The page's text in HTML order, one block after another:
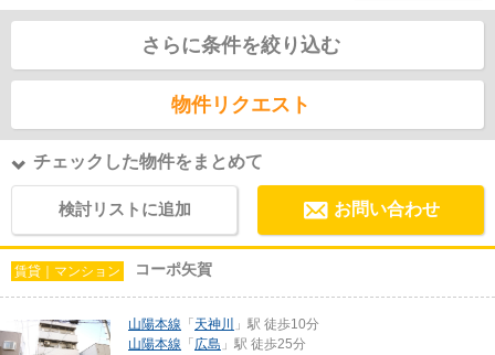
さらに条件を絞り込む
物件リクエスト
チェックした物件をまとめて
検討リストに追加 お問い合わせ
賃貸｜マンション コーポ矢賀
山陽本線 「天神川
」駅 徒歩10分
山陽本線 「広島 」駅 徒歩25分